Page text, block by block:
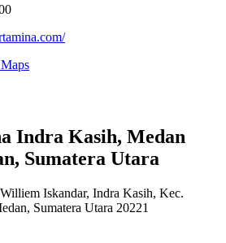
Indra Kasih, Medan
Sumatera Utara
Iskandar, Indra Kasih, Kec.
Sumatera Utara 20221